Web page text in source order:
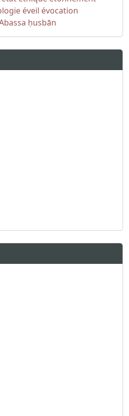
éveil évocation
ḥusbān